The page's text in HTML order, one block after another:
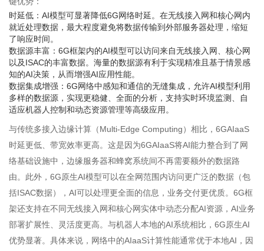
时延低：AI模型可显著降低6G网络时延。在无线接入网和核心网内
就近处理数据，最大程度避免将数据传输到外部服务器处理，缩短
了响应时间。
数据源丰富：6G框架内的AI模型可以访问来自无线接入网、核心网
以及ISAC的丰富数据。海量的数据源有利于实现精准且基于情景感
知的AI决策，从而增强AI应用性能。
数据集成增强：6G网络中感知和通信的无缝集成，允许AI模型利用
多样的数据源，实现更稳健、全面的分析，支持实时环境监测、自
适应机器人控制和动态资源管理等高级应用。
与传统多接入边缘计算（Multi-Edge Computing）相比，6GAIaaS
时延更低、带宽效率更高。这是因为6GAIaaS将AI能力整合到了网
络基础设施中，边缘服务器和蜂窝系统间不再需要额外的数据路
由。此外，6G原生AI模型可以在全网范围内访问更广泛的数据（包
括ISAC数据），AI可以处理更全面的信息，业务交付更优质。6G框
架还支持在不同无线接入网和核心网实体中动态分配AI资源，AI业务
部署扩展性、灵活度更高。与机器人本地的AI系统相比，6G原生AI
优势显著。具体来说，网络中的AIaaS计算性能通常优于本地AI，因